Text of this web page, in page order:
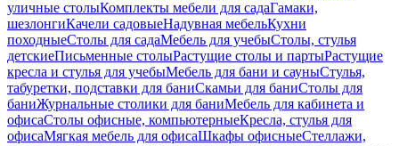
уличные столыКомплекты мебели для садаГамаки,
шезлонгиКачели садовыеНадувная мебельКухни
походныеСтолы для садаМебель для учебыСтолы, стулья
детскиеПисьменные столыРастущие столы и партыРастущие
кресла и стулья для учебыМебель для бани и сауныСтулья,
табуретки, подставки для баниСкамьи для баниСтолы для
баниЖурнальные столики для баниМебель для кабинета и
офисаСтолы офисные, компьютерныеКресла, стулья для
офисаМягкая мебель для офисаШкафы офисныеСтеллажи,